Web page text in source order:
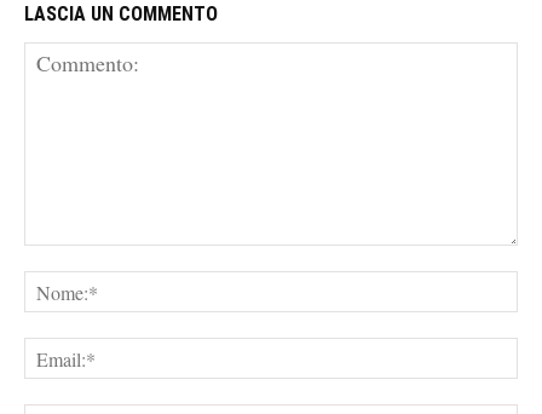
LASCIA UN COMMENTO